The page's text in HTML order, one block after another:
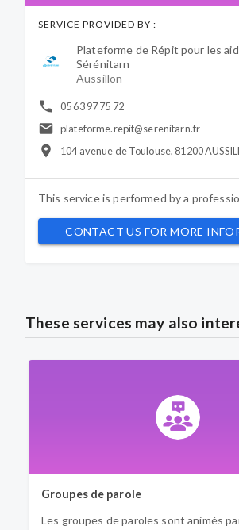
SERVICE PROVIDED BY :
Plateforme de Répit pour les
Sérénitarn
Aussillon
05 63 97 75 72
plateforme.repit@serenitarn.fr
104 avenue de Toulouse, 81200
This service is performed by a
CONTACT US FOR MORE
These services may also
Groupes de parole
Les groupes de paroles sont animés